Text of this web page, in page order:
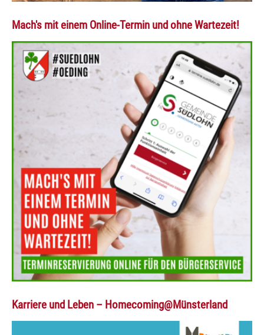
Mach's mit einem Online-Termin und ohne Wartezeit!
Karriere und Leben – Homecoming@Münsterland